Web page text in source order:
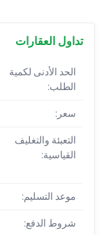
تداول العقارات
الحد الأدنى لكمية
الطلب:
سعر:
التعبئة والتغليف
القياسية:
موعد التسليم:
شروط الدفع: